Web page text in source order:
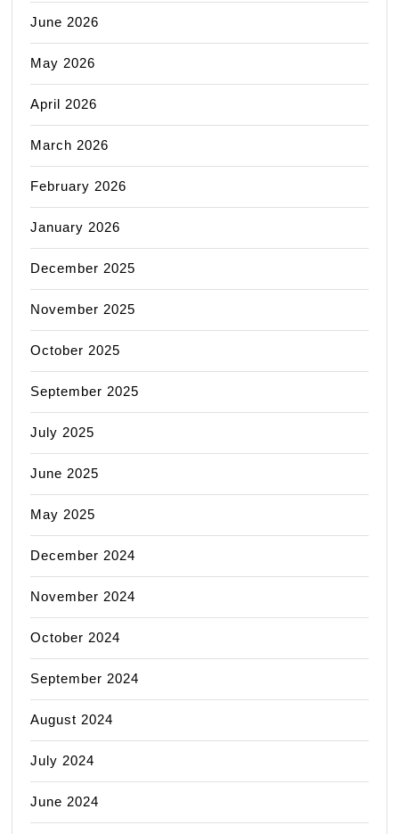
June 2026
May 2026
April 2026
March 2026
February 2026
January 2026
December 2025
November 2025
October 2025
September 2025
July 2025
June 2025
May 2025
December 2024
November 2024
October 2024
September 2024
August 2024
July 2024
June 2024